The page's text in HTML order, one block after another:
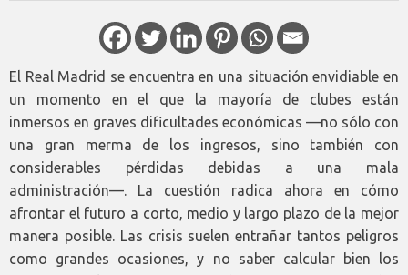
El Real Madrid se encuentra en una situación envidiable en
un momento en el que la mayoría de clubes están
inmersos en graves dificultades económicas —no sólo con
una gran merma de los ingresos, sino también con
considerables pérdidas debidas a una mala
administración—. La cuestión radica ahora en cómo
afrontar el futuro a corto, medio y largo plazo de la mejor
manera posible. Las crisis suelen entrañar tantos peligros
como grandes ocasiones, y no saber calcular bien los